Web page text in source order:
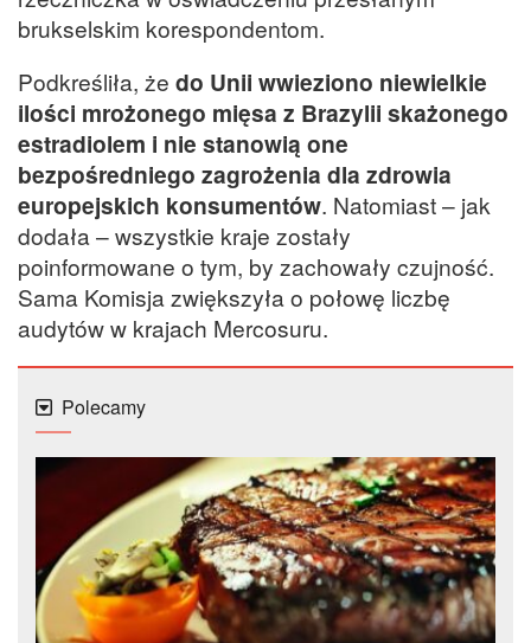
brukselskim korespondentom.
Podkreśliła, że do Unii wwieziono niewielkie
ilości mrożonego mięsa z Brazylii skażonego
estradiolem i nie stanowią one
bezpośredniego zagrożenia dla zdrowia
europejskich konsumentów. Natomiast – jak
dodała – wszystkie kraje zostały
poinformowane o tym, by zachowały czujność.
Sama Komisja zwiększyła o połowę liczbę
audytów w krajach Mercosuru.
Polecamy